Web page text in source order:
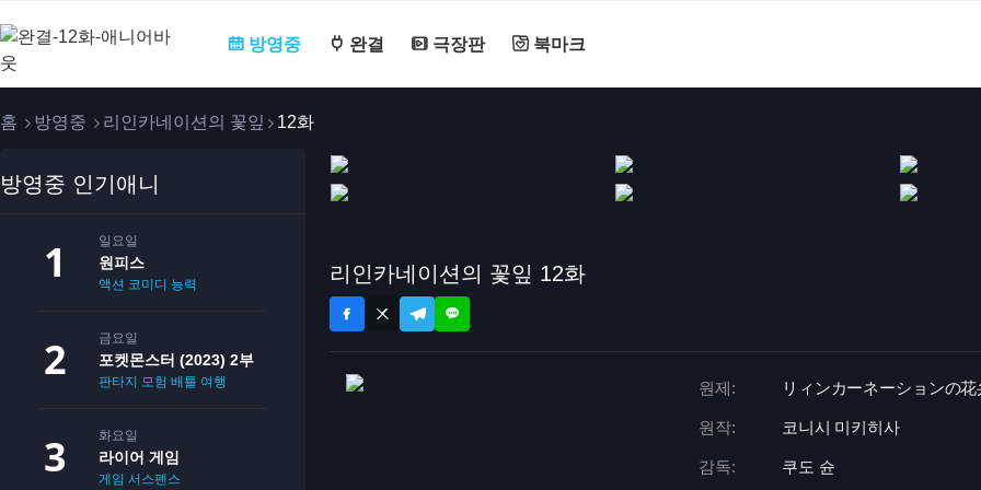
방영중 완결 극장판 북마크
홈 방영중 리인카네이션의 꽃잎 12화
방영중 인기애니
일요일
원피스
액션 코미디 능력
금요일
포켓몬스터 (2023) 2부
판타지 모험 배틀 여행
화요일
라이어 게임
게임 서스펜스
리인카네이션의 꽃잎 12화
원제: リィンカーネーションの花
원작: 코니시 미키히사
감독: 쿠도 슌